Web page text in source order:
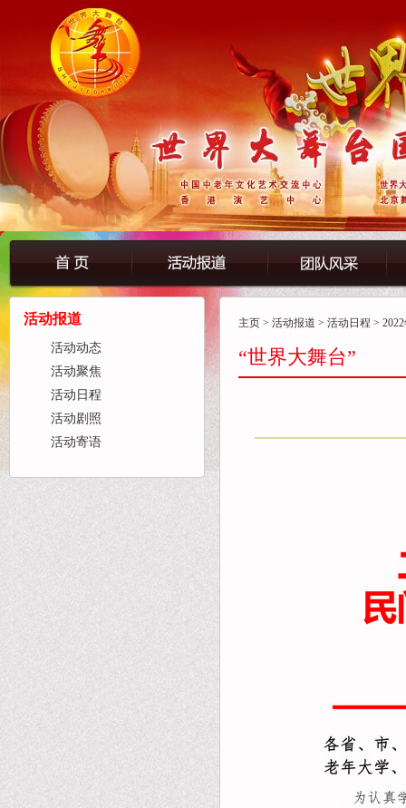
活动报道
活动动态
活动聚焦
活动日程
活动剧照
活动寄语
主页 > 活动报道 > 活动日程 >
“世界大舞台”